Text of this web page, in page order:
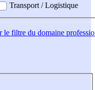
Transport / Logistique
le filtre du domaine